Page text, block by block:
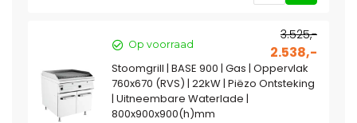
Op voorraad
3.525,-
2.538,-
Stoomgrill | BASE 900 | Gas | Oppervlak
760x670 (RVS) | 22kW | Piëzo Ontsteking
| Uitneembare Waterlade |
800x900x900(h)mm